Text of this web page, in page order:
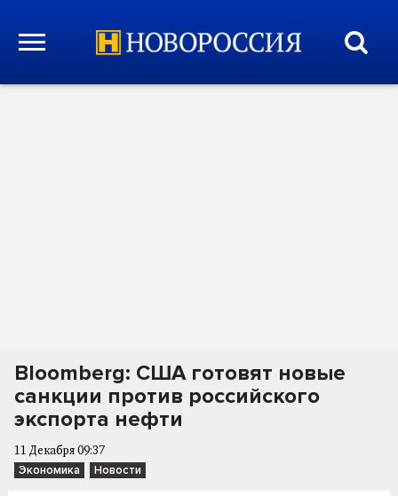
Bloomberg: США готовят новые
санкции против российского
экспорта нефти
11 Декабря 09:37
Экономика Новости